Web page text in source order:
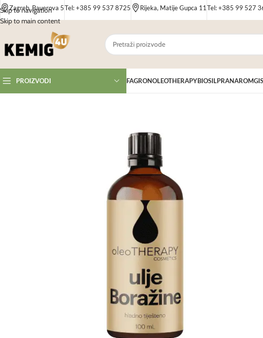
Skip to navigation
Skip to main content
Zagreb, Bauerova 5Tel: +385 99 537 8725 Rijeka, Matije Gupca 11 Tel: +385 99 527
PROIZVODI FAGRONOLEOTHERAPYBIOSILPRANAROM